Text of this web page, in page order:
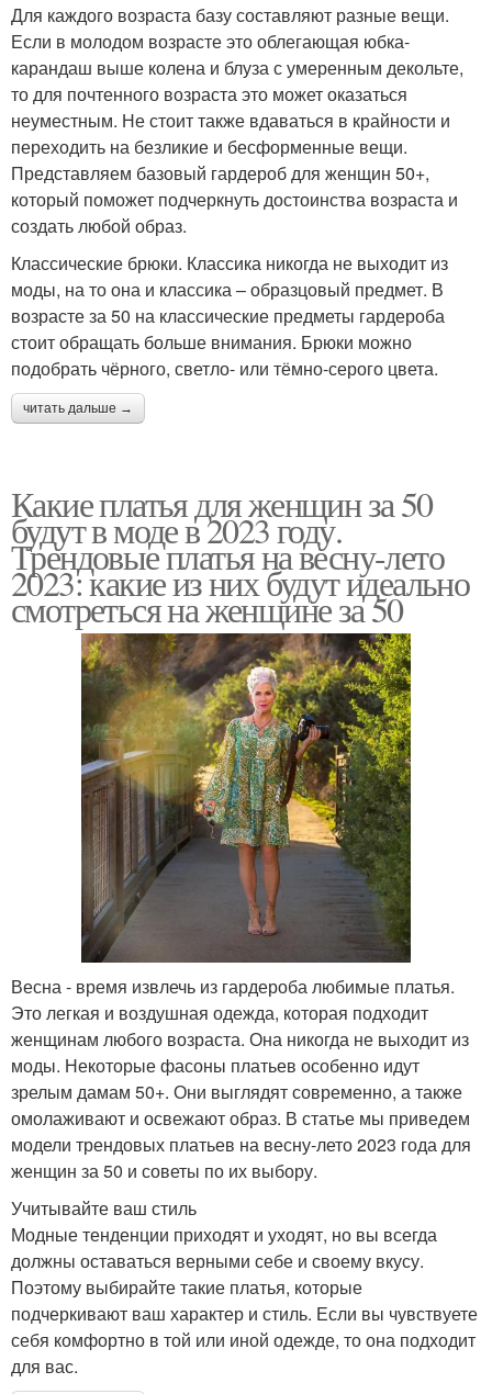
Для каждого возраста базу составляют разные вещи.
Если в молодом возрасте это облегающая юбка-
карандаш выше колена и блуза с умеренным декольте,
то для почтенного возраста это может оказаться
неуместным. Не стоит также вдаваться в крайности и
переходить на безликие и бесформенные вещи.
Представляем базовый гардероб для женщин 50+,
который поможет подчеркнуть достоинства возраста и
создать любой образ.
Классические брюки. Классика никогда не выходит из
моды, на то она и классика – образцовый предмет. В
возрасте за 50 на классические предметы гардероба
стоит обращать больше внимания. Брюки можно
подобрать чёрного, светло- или тёмно-серого цвета.
читать дальше →
Какие платья для женщин за 50
будут в моде в 2023 году.
Трендовые платья на весну-лето
2023: какие из них будут идеально
смотреться на женщине за 50
Весна - время извлечь из гардероба любимые платья.
Это легкая и воздушная одежда, которая подходит
женщинам любого возраста. Она никогда не выходит из
моды. Некоторые фасоны платьев особенно идут
зрелым дамам 50+. Они выглядят современно, а также
омолаживают и освежают образ. В статье мы приведем
модели трендовых платьев на весну-лето 2023 года для
женщин за 50 и советы по их выбору.
Учитывайте ваш стиль
Модные тенденции приходят и уходят, но вы всегда
должны оставаться верными себе и своему вкусу.
Поэтому выбирайте такие платья, которые
подчеркивают ваш характер и стиль. Если вы чувствуете
себя комфортно в той или иной одежде, то она подходит
для вас.